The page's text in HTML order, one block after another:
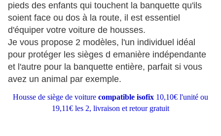
pieds des enfants qui touchent la banquette qu'ils
soient face ou dos à la route, il est essentiel
d'équiper votre voiture de housses.
Je vous propose 2 modèles, l'un individuel idéal
pour protéger les sièges d emanière indépendante
et l'autre pour la banquette entière, parfait si vous
avez un animal par exemple.
Housse de siège de voiture compatible isofix 10,10€ l'unité ou
19,11€ les 2, livraison et retour gratuit